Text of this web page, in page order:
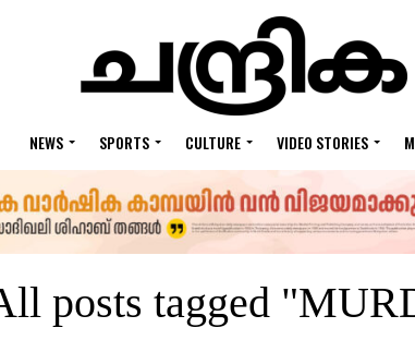
NEWS SPORTS CULTURE VIDEO STORIES
posts tagged